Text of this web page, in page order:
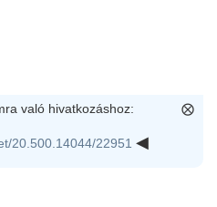
való hivatkozáshoz:
20.500.14044/22951